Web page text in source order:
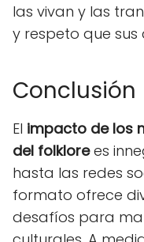
las vivan y las
y respeto que
Conclusión
El impacto de los
del folklorees
hasta las redes
formato ofrece
desafíos para